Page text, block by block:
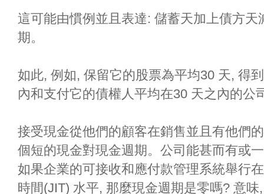
這可能由慣例並且表達: 儲蓄天加上債方
期。
如此, 例如, 保留它的股票為平均30 天, 得
內和支付它的債權人平均在30 天之內的公
接受現金從他們的顧客在銷售並且有他們
個短的現金對現金週期。公司能甚而有或
如果企業的可接收和應付款管理系統舉行
時間(JIT) 水平, 那麼現金週期是零嗎? 意